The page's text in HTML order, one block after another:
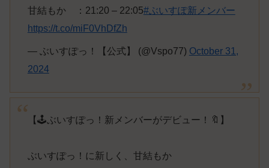
甘結もか ：21:20 – 22:05#ぶいすぽ新メンバー
https://t.co/miF0VhDfZh
— ぶいすぽっ！【公式】 (@Vspo77) October 31,
2024
【🕹️ぶいすぽっ！新メンバーがデビュー！🔖】
ぶいすぽっ！に新しく、甘結もか